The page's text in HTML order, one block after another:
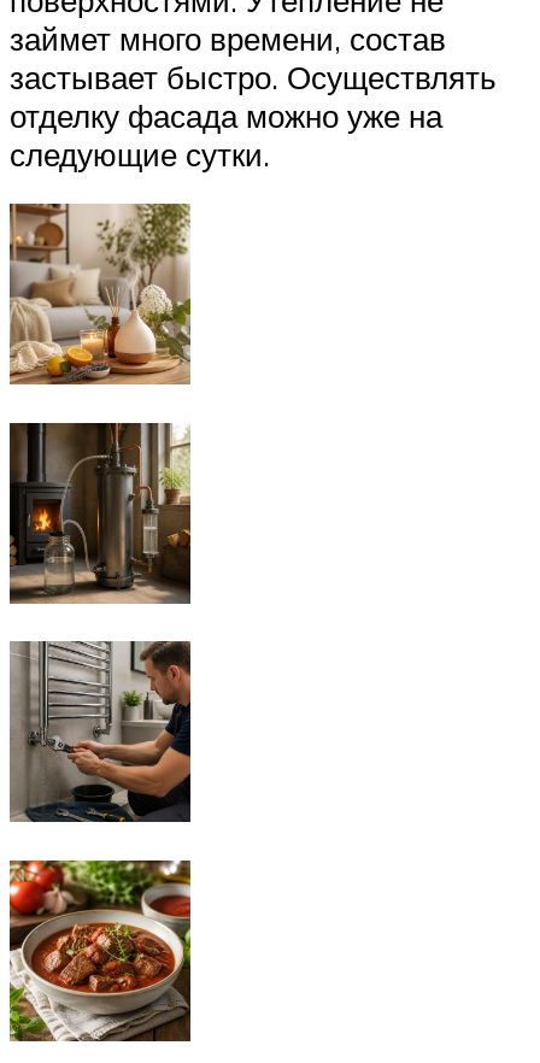
займет много времени, состав
застывает быстро. Осуществлять
отделку фасада можно уже на
следующие сутки.